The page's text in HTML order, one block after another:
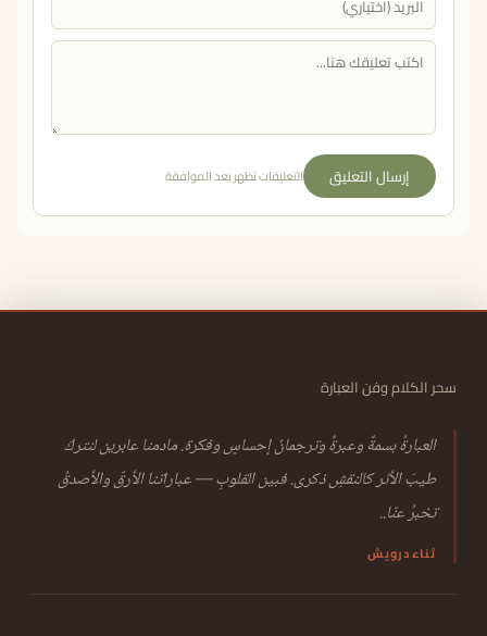
إرسال التعليق التعليقات تظهر بعد الموافقة
سحر الكلام وفن العبارة
العبارةُ بسمةٌ وعبرةٌ وترجمانُ إحساسٍ وفكرة. مادمنا عابرين لنتركَ
طيبَ الأثر كالنقشِ ذكرى. فبين القلوبِ — عباراتنا الأرقّ والأصدقُ
تخبرُ عنّا..
ثناء درويش